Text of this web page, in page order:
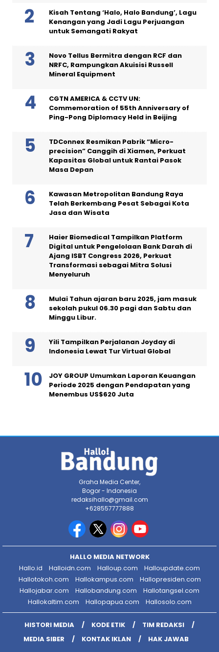
Kisah Tentang ‘Halo, Halo Bandung’, Lagu
Kenangan yang Jadi Lagu Perjuangan
untuk Semangati Rakyat
Novo Tellus Bermitra dengan RCF dan
NRFC, Rampungkan Akuisisi Russell
Mineral Equipment
CGTN AMERICA & CCTV UN:
Commemoration of 55th Anniversary of
Ping-Pong Diplomacy Held in Beijing
TDConnex Resmikan Pabrik “Micro-
precision” Canggih di Xiamen, Perkuat
Kapasitas Global untuk Rantai Pasok
Masa Depan
Kawasan Metropolitan Bandung Raya
Telah Berkembang Pesat Sebagai Kota
Jasa dan Wisata
Haier Biomedical Tampilkan Platform
Digital untuk Pengelolaan Bank Darah di
Ajang ISBT Congress 2026, Perkuat
Transformasi sebagai Mitra Solusi
Menyeluruh
Mulai Tahun ajaran baru 2025, jam masuk
sekolah pukul 06.30 pagi dan Sabtu dan
Minggu Libur.
Yili Tampilkan Perjalanan Joyday di
Indonesia Lewat Tur Virtual Global
JOY GROUP Umumkan Laporan Keuangan
Periode 2025 dengan Pendapatan yang
Menembus US$620 Juta
Graha Media Center,
Bogor - Indonesia
redaksihallo@gmail.com
+628557777888
HALLO MEDIA NETWORK
Hallo.id
Halloidn.com Halloup.com
Halloupdate.com
Hallotokoh.com
Hallokampus.com
Hallopresiden.com
Hallojabar.com
Hallobandung.com
Hallotangsel.com
Hallokaltim.com
Hallopapua.com Hallosolo.com
HISTORI MEDIA KODE ETIK
TIM REDAKSI
MEDIA SIBER
KONTAK IKLAN HAK JAWAB